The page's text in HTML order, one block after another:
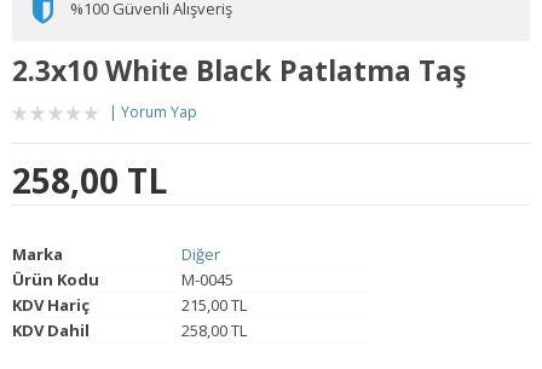
%100 Güvenli Alışveriş
2.3x10 White Black Patlatma Taş
Yorum Yap
258,00 TL
Marka
Diğer
Ürün Kodu
M-0045
KDV Hariç
215,00 TL
KDV Dahil
258,00 TL